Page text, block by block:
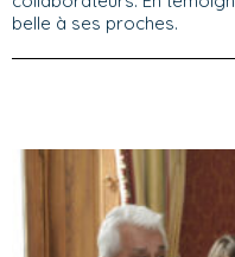
belle à ses proches.